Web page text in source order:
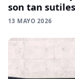
son tan
13 MAYO 2026